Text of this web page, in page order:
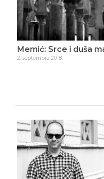
Memić: Srce i duša
2. septembra 2018.